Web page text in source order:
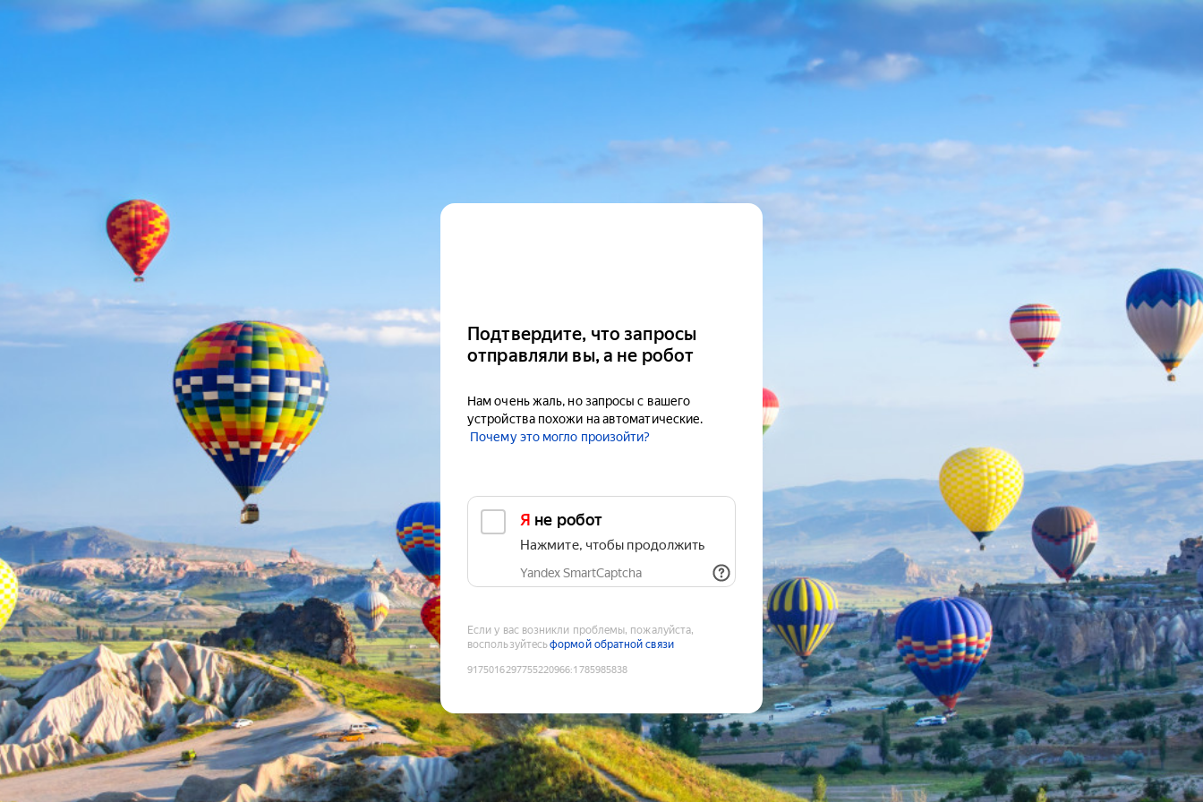
Подтвердите, что запросы
отправляли вы, а не робот
Нам очень жаль, но запросы с вашего
устройства похожи на автоматические.
Почему это могло произойти?
Я не робот
Нажмите, чтобы продолжить
Yandex SmartCaptcha
Если у вас возникли проблемы, пожалуйста,
воспользуйтесьформой обратной связи
9175016297755220966:1785985838